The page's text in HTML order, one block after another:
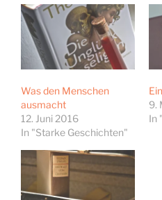
Was den Menschen
ausmacht
12. Juni 2016
In "Starke Geschichten"
9.
In